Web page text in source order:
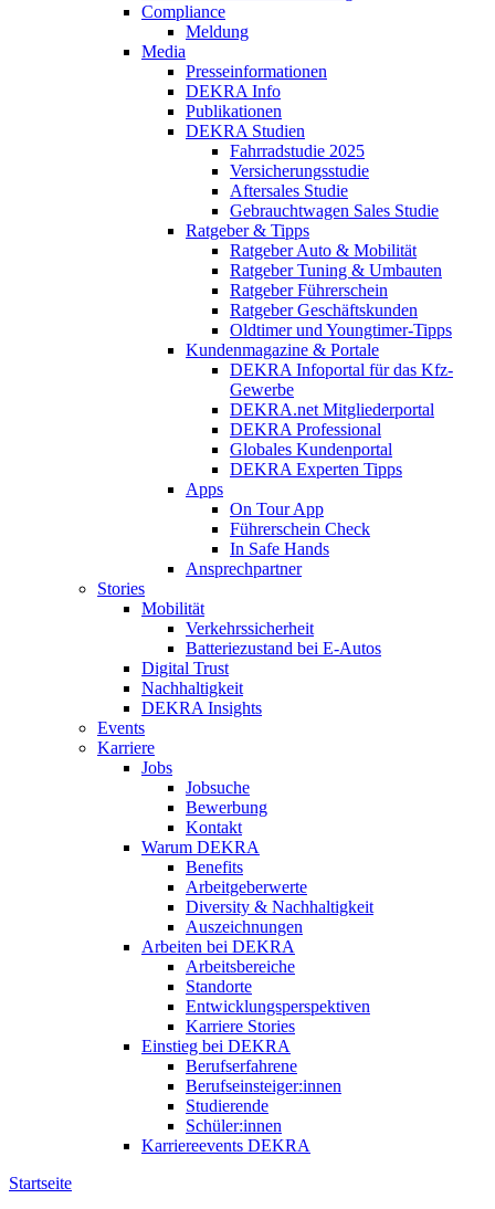
Compliance
Meldung
Media
Presseinformationen
DEKRA Info
Publikationen
DEKRA Studien
Fahrradstudie 2025
Versicherungsstudie
Aftersales Studie
Gebrauchtwagen Sales Studie
Ratgeber & Tipps
Ratgeber Auto & Mobilität
Ratgeber Tuning & Umbauten
Ratgeber Führerschein
Ratgeber Geschäftskunden
Oldtimer und Youngtimer-Tipps
Kundenmagazine & Portale
DEKRA Infoportal für das Kfz-
Gewerbe
DEKRA.net Mitgliederportal
DEKRA Professional
Globales Kundenportal
DEKRA Experten Tipps
Apps
On Tour App
Führerschein Check
In Safe Hands
Ansprechpartner
Stories
Mobilität
Verkehrssicherheit
Batteriezustand bei E-Autos
Digital Trust
Nachhaltigkeit
DEKRA Insights
Events
Karriere
Jobs
Jobsuche
Bewerbung
Kontakt
Warum DEKRA
Benefits
Arbeitgeberwerte
Diversity & Nachhaltigkeit
Auszeichnungen
Arbeiten bei DEKRA
Arbeitsbereiche
Standorte
Entwicklungsperspektiven
Karriere Stories
Einstieg bei DEKRA
Berufserfahrene
Berufseinsteiger:innen
Studierende
Schüler:innen
Karriereevents DEKRA
Startseite